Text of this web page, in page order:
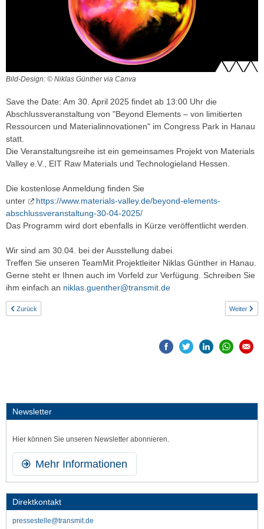
Newsletter
Hier können Sie unseren Newsletter abonnieren.
Mehr Informationen
Direktkontakt
pressestelle@transmit.de
Bild-Design: © Niklas Günther via Canva
Save the Date: Am 30. April 2025 findet ab 13:00 Uhr die
Abschlussveranstaltung von "Beyond Elements – von limitierten
Ressourcen und Materialinnovationen" im Congress Park in Hanau
statt.
Die Veranstaltungsreihe ist ein gemeinsames Projekt von Materials
Valley e.V., EIT Raw Materials und Technologieland Hessen.
Die kostenlose Anmeldung finden Sie
unter
https://www.materials-valley.de/beyond-elements-
abschlussveranstaltung-30-04-2025/
Das Programm wird dort ebenfalls in Kürze veröffentlicht werden.
Wir sind am 30.04. bei der Ausstellung dabei.
Treffen Sie unseren TeamMit Projektleiter Niklas Günther in Hanau.
Gerne steht er Ihnen auch im Vorfeld zur Verfügung. Schreiben Sie
ihm einfach an niklas.guenther@transmit.de
Zurück Weiter